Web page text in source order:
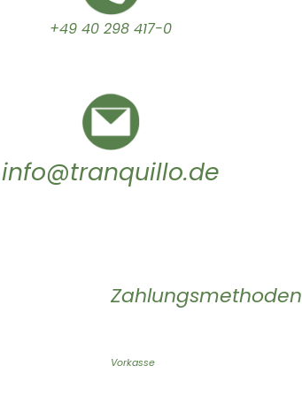
+49 40 298 417-0
info@tranquillo.de
Zahlungsmethoden
Vorkasse